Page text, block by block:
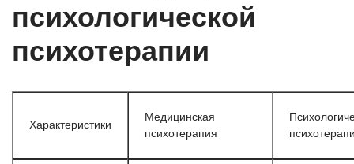
психологической
психотерапии
Характеристики
Медицинская
психотерапия